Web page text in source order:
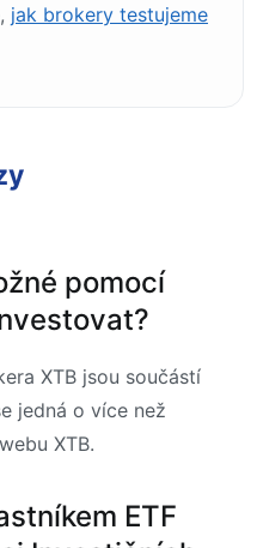
jak brokery testujeme
pomocí
XTB jsou součástí
jedná o více než
XTB.
ETF